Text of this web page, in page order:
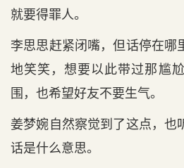
就要得罪人。
李思思赶紧闭嘴，但话停在哪
地笑笑，想要以此带过那尴
围，也希望好友不要生气。
姜梦婉自然察觉到了这点，也
话是什么意思。